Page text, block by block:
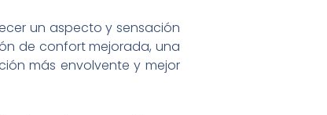
un aspecto y sensación
de confort mejorada, una
más envolvente y mejor